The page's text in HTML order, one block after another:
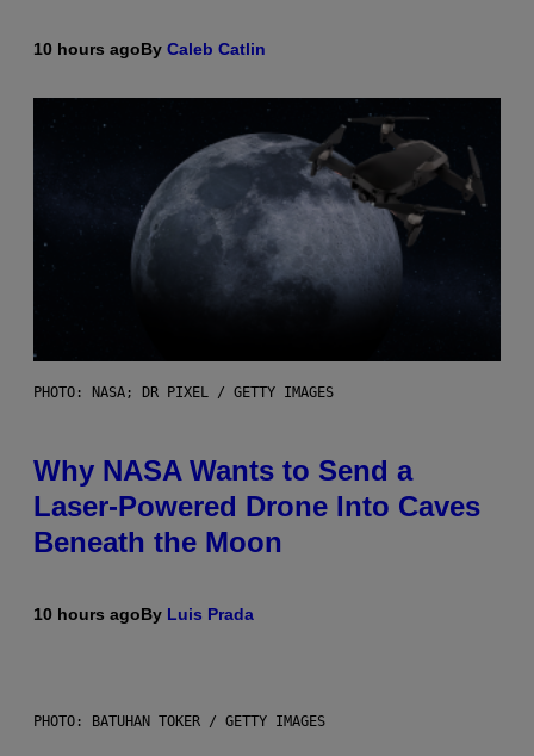
10 hours agoBy Caleb Catlin
PHOTO: NASA; DR PIXEL / GETTY IMAGES
Why NASA Wants to Send a
Laser-Powered Drone Into Caves
Beneath the Moon
10 hours agoBy Luis Prada
PHOTO: BATUHAN TOKER / GETTY IMAGES